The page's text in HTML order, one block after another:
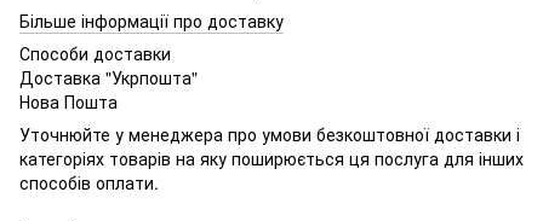
Більше інформації про доставку
Способи доставки
Доставка "Укрпошта"
Нова Пошта
Уточнюйте у менеджера про умови безкоштовної доставки і
категоріях товарів на яку поширюється ця послуга для інших
способів оплати.